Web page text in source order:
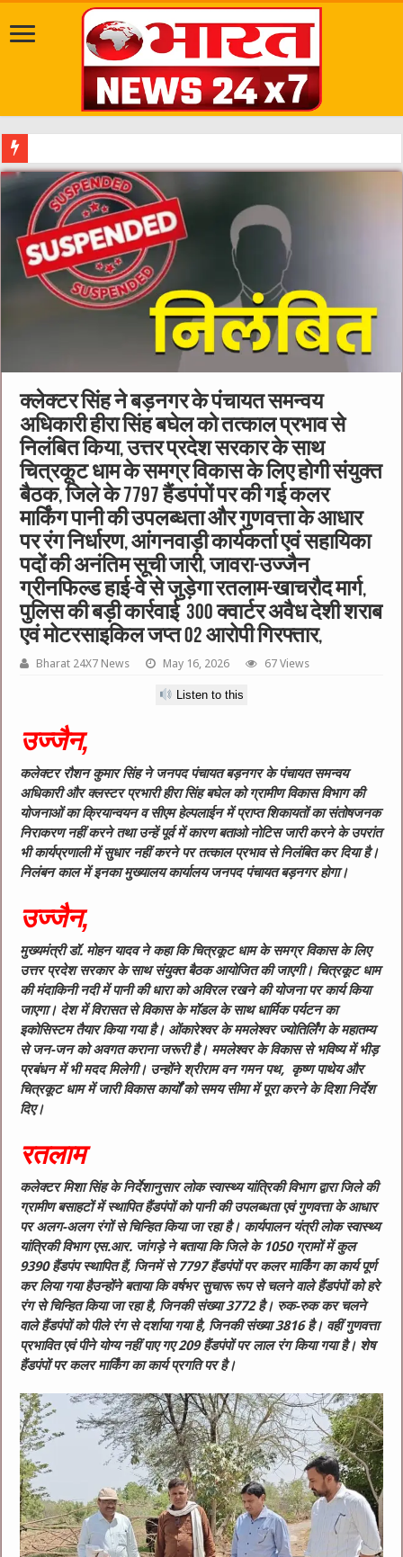
मध्यप्रदेश सरकार ने किसानों के हितों को सर्वोच्च प्राथमिकता देते हुए कई
क्‍लेक्‍टर सिंह ने बड़नगर के पंचायत समन्‍वय
अधिकारी हीरा सिंह बघेल को तत्‍काल प्रभाव से
निलंबित किया, उत्तर प्रदेश सरकार के साथ
चित्रकूट धाम के समग्र विकास के लिए होगी संयुक्त
बैठक, जिले के 7797 हैंडपंपों पर की गई कलर
मार्किंग पानी की उपलब्धता और गुणवत्ता के आधार
पर रंग निर्धारण, आंगनवाड़ी कार्यकर्ता एवं सहायिका
पदों की अनंतिम सूची जारी, जावरा-उज्जैन
ग्रीनफिल्ड हाई-वे से जुड़ेगा रतलाम-खाचरौद मार्ग,
पुलिस की बड़ी कार्रवाई 300 क्वार्टर अवैध देशी शराब
एवं मोटरसाइकिल जप्त 02 आरोपी गिरफ्तार,
Bharat 24X7 News May 16, 2026 67 Views
Listen to this
उज्जैन,
कलेक्‍टर रौशन कुमार सिंह ने जनपद पंचायत बड़नगर के पंचायत समन्‍वय
अधिकारी और क्‍लस्‍टर प्रभारी हीरा सिंह बघेल को ग्रामीण विकास विभाग की
योजनाओं का क्रियान्‍वयन व सीएम हेल्‍पलाईन में प्राप्‍त शिकायतों का संतोषजनक
निराकरण नहीं करने तथा उन्‍हें पूर्व में कारण बताओ नोटिस जारी करने के उपरांत
भी कार्यप्रणाली में सुधार नहीं करने पर तत्‍काल प्रभाव से निलंबित कर दिया है।
निलंबन काल में इनका मुख्‍यालय कार्यालय जनपद पंचायत बड़नगर होगा।
उज्जैन,
मुख्यमंत्री डॉ. मोहन यादव ने कहा कि चित्रकूट धाम के समग्र विकास के लिए
उत्तर प्रदेश सरकार के साथ संयुक्त बैठक आयोजित की जाएगी। चित्रकूट धाम
की मंदाकिनी नदी में पानी की धारा को अविरल रखने की योजना पर कार्य किया
जाएगा। देश में विरासत से विकास के मॉडल के साथ धार्मिक पर्यटन का
इकोसिस्टम तैयार किया गया है। ओंकारेश्वर के ममलेश्वर ज्योतिर्लिंग के महातम्य
से जन-जन को अवगत कराना जरूरी है। ममलेश्वर के विकास से भविष्य में भीड़
प्रबंधन में भी मदद मिलेगी। उन्होंने श्रीराम वन गमन पथ, कृष्ण पाथेय और
चित्रकूट धाम में जारी विकास कार्यों को समय सीमा में पूरा करने के दिशा निर्देश
दिए।
रतलाम
कलेक्टर मिशा सिंह के निर्देशानुसार लोक स्वास्थ्य यांत्रिकी विभाग द्वारा जिले की
ग्रामीण बसाहटों में स्थापित हैंडपंपों को पानी की उपलब्धता एवं गुणवत्ता के आधार
पर अलग-अलग रंगों से चिन्हित किया जा रहा है। कार्यपालन यंत्री लोक स्वास्थ्य
यांत्रिकी विभाग एस.आर. जांगड़े ने बताया कि जिले के 1050 ग्रामों में कुल
9390 हैंडपंप स्थापित हैं, जिनमें से 7797 हैंडपंपों पर कलर मार्किंग का कार्य पूर्ण
कर लिया गया हैउन्होंने बताया कि वर्षभर सुचारू रूप से चलने वाले हैंडपंपों को हरे
रंग से चिन्हित किया जा रहा है, जिनकी संख्या 3772 है। रुक-रुक कर चलने
वाले हैंडपंपों को पीले रंग से दर्शाया गया है, जिनकी संख्या 3816 है। वहीं गुणवत्ता
प्रभावित एवं पीने योग्य नहीं पाए गए 209 हैंडपंपों पर लाल रंग किया गया है। शेष
हैंडपंपों पर कलर मार्किंग का कार्य प्रगति पर है।